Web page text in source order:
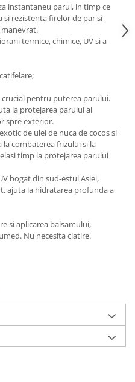
instantaneu parul, in timp ce
si rezistenta firelor de par si
termice, chimice, UV si a
pentru puterea parului.
la protejarea parului ai
spre exterior.
de ulei de nuca de cocos si
combaterea frizului si la
timp la protejarea parului
bogat din sud-estul Asiei,
ajuta la hidratarea profunda a
si aplicarea balsamului,
Nu necesita clatire.